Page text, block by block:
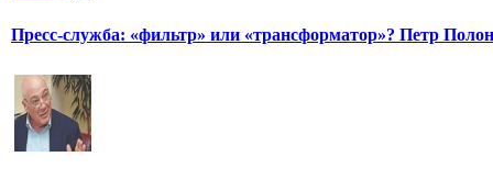
Пресс-служба: «фильтр» или «трансформатор»? Петр